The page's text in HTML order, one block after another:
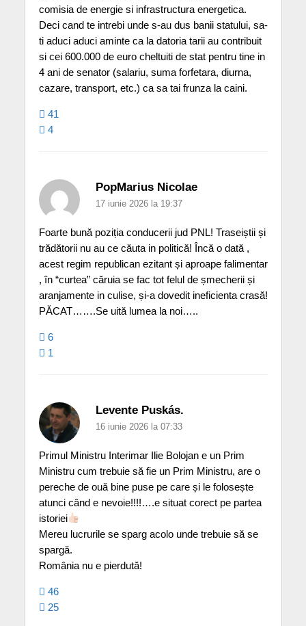
comisia de energie si infrastructura energetica.
Deci cand te intrebi unde s-au dus banii statului, sa-
ti aduci aduci aminte ca la datoria tarii au contribuit
si cei 600.000 de euro cheltuiti de stat pentru tine in
4 ani de senator (salariu, suma forfetara, diurna,
cazare, transport, etc.) ca sa tai frunza la caini.
41
4
PopMarius Nicolae
17 iunie 2026 la 19:37
Foarte bună poziția conducerii jud PNL! Traseiștii și
trădătorii nu au ce căuta in politică! Încă o dată ,
acest regim republican ezitant și aproape falimentar
, în “curtea” căruia se fac tot felul de șmecherii și
aranjamente in culise, și-a dovedit ineficienta crasă!
PĂCAT…….Se uită lumea la noi…..
6
1
Levente Puskás.
16 iunie 2026 la 07:33
Primul Ministru Interimar Ilie Bolojan e un Prim
Ministru cum trebuie să fie un Prim Ministru, are o
pereche de ouă bine puse pe care și le folosește
atunci când e nevoie!!!!….e situat corect pe partea
istoriei
Mereu lucrurile se sparg acolo unde trebuie să se
spargă.
România nu e pierdută!
46
25